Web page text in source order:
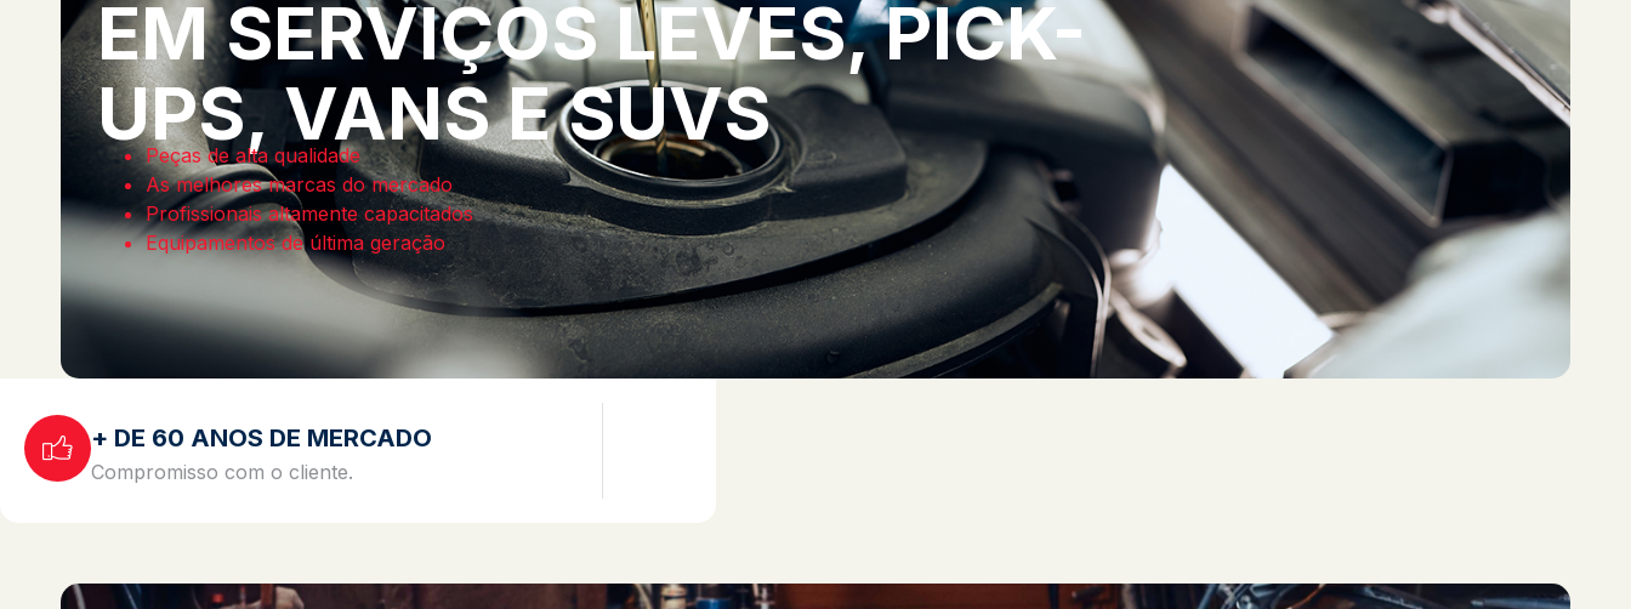
EM SERVIÇOS LEVES, PICK-
UPS, VANS E SUVS
Peças de alta qualidade
As melhores marcas do mercado
Profissionais altamente capacitados
Equipamentos de última geração
+ DE 60 ANOS DE MERCADO
Compromisso com o cliente.